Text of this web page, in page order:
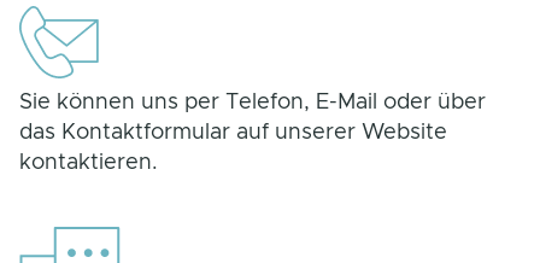
Sie können uns per Telefon, E-Mail oder über
das Kontaktformular auf unserer Website
kontaktieren.